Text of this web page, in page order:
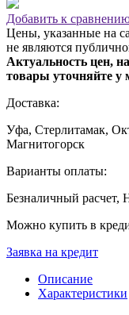
Добавить к
Цены, указанные на
не являются
Актуальность цен,
товары уточняйте у
Доставка:
Уфа, Стерлитамак,
Магнитогорск
Варианты оплаты:
Безналичный расчет,
Можно купить в
Заявка на кредит
Описание
Характеристики